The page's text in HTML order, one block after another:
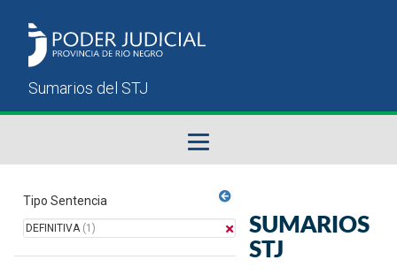
Sumarios del STJ
Tipo Sentencia
DEFINITIVA(1)
SUMARIOS
STJ